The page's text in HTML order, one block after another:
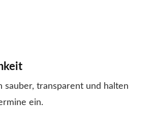
sauber, transparent und halten
ein.